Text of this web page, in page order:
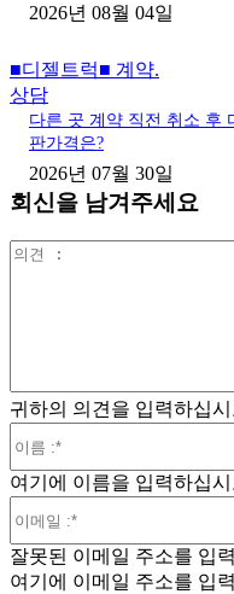
2026년 08월 04일
■디젤트럭■ 계약.
상담
다른 곳 계약 직전 취소 후
판가격은?
2026년 07월 30일
회신을 남겨주세요
귀하의 의견을 입력하십
여기에 이름을 입력하십시
잘못된 이메일 주소를 입
여기에 이메일 주소를 입